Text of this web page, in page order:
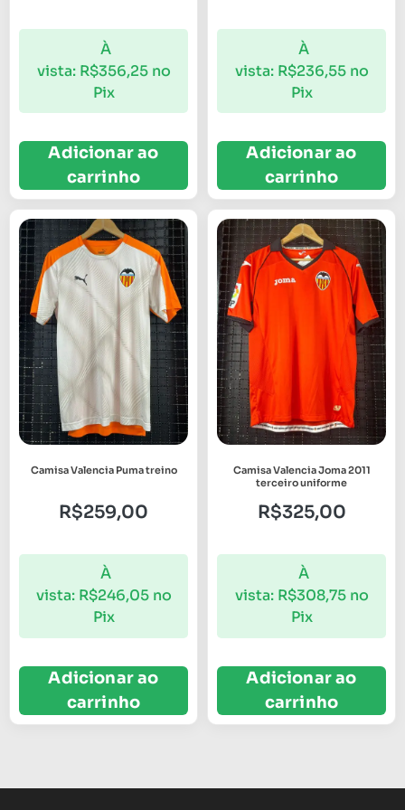
À
vista: R$356,25 no
Pix
Adicionar ao
carrinho
À
vista: R$236,55 no
Pix
Adicionar ao
carrinho
Camisa Valencia Puma treino
R$259,00
À
vista: R$246,05 no
Pix
Adicionar ao
carrinho
Camisa Valencia Joma 2011
terceiro uniforme
R$325,00
À
vista: R$308,75 no
Pix
Adicionar ao
carrinho